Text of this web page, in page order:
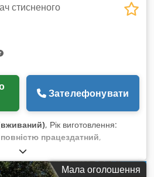
стисненого
Зателефонувати
, Рік виготовлення:
повністю працездатний,
Atlas Copco FX6 2,34 м³/
14 бар Рік виготовлення: 2019
Мала оголошення